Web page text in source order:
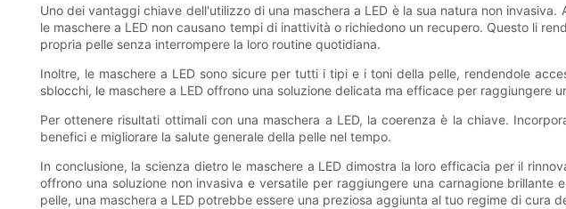
Uno dei vantaggi chiave dell'utilizzo di una maschera a LED è la sua natura non
le maschere a LED non causano tempi di inattività o richiedono un recupero. Questo li
propria pelle senza interrompere la loro routine quotidiana.
Inoltre, le maschere a LED sono sicure per tutti i tipi e i toni della pelle, rendendole
sblocchi, le maschere a LED offrono una soluzione delicata ma efficace per raggiungere
Per ottenere risultati ottimali con una maschera a LED, la coerenza è la chiave.
benefici e migliorare la salute generale della pelle nel tempo.
In conclusione, la scienza dietro le maschere a LED dimostra la loro efficacia per il
offrono una soluzione non invasiva e versatile per raggiungere una carnagione
pelle, una maschera a LED potrebbe essere una preziosa aggiunta al tuo regime di cura